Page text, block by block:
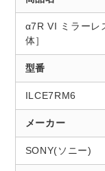
α7R VI ミラーレ
体］
型番
ILCE7RM6
メーカー
SONY(ソニー)